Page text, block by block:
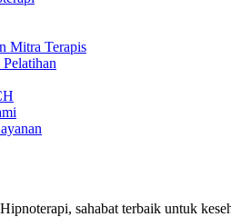
Mitra Terapis
Pelatihan
sahabat terbaik untuk